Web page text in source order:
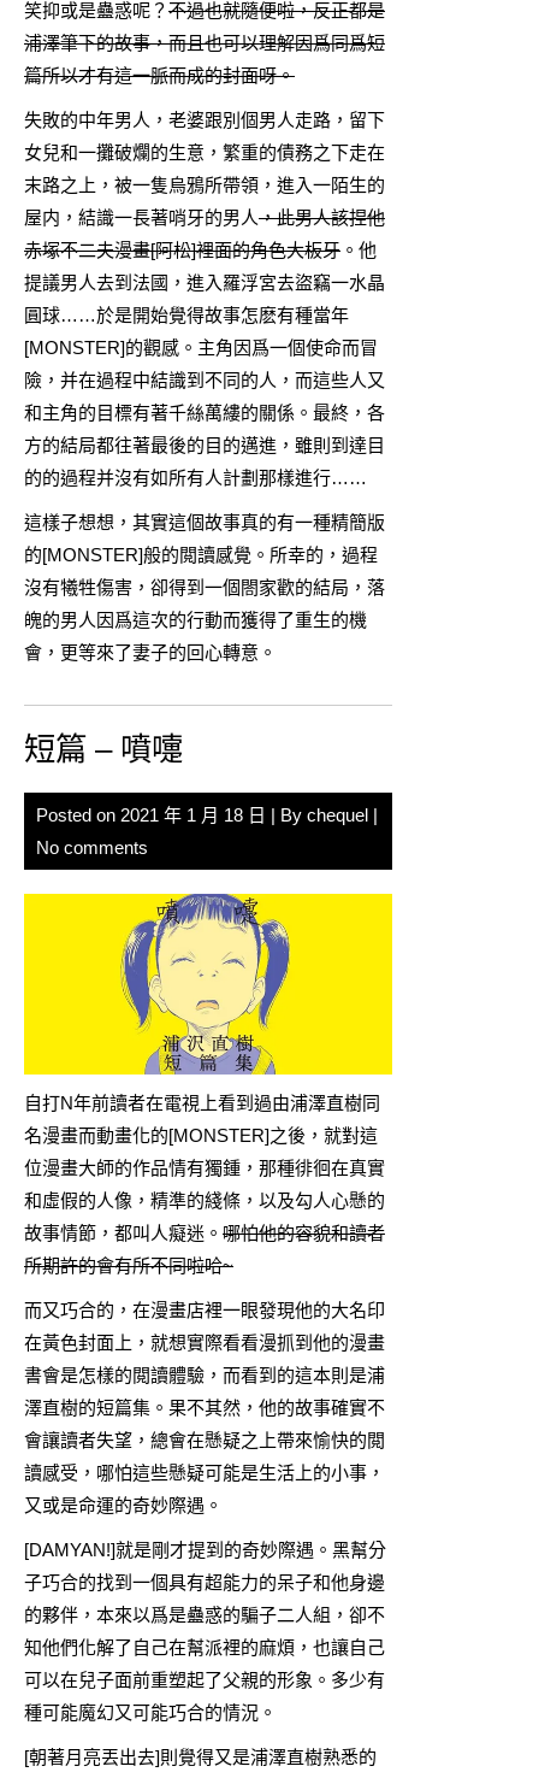
笑抑或是蠱惑呢？ 不過也就隨便啦，反正都是
浦澤筆下的故事，而且也可以理解因爲同爲短
篇所以才有這一脈而成的封面呀。
失敗的中年男人，老婆跟別個男人走路，留下
女兒和一攤破爛的生意，繁重的債務之下走在
末路之上，被一隻烏鴉所帶領，進入一陌生的
屋内，結識一長著哨牙的男人，此男人該捏他
赤塚不二夫漫畫[阿松]裡面的角色大板牙 。他
提議男人去到法國，進入羅浮宮去盜竊一水晶
圓球……於是開始覺得故事怎麽有種當年
[MONSTER]的觀感。主角因爲一個使命而冒
險，并在過程中結識到不同的人，而這些人又
和主角的目標有著千絲萬縷的關係。最終，各
方的結局都往著最後的目的邁進，雖則到達目
的的過程并沒有如所有人計劃那樣進行……
這樣子想想，其實這個故事真的有一種精簡版
的[MONSTER]般的閲讀感覺。所幸的，過程
沒有犧牲傷害，卻得到一個閤家歡的結局，落
魄的男人因爲這次的行動而獲得了重生的機
會，更等來了妻子的回心轉意。
短篇 – 噴嚏
Posted on 2021 年 1 月 18 日 | By chequel |
No comments
自打N年前讀者在電視上看到過由浦澤直樹同
名漫畫而動畫化的[MONSTER]之後，就對這
位漫畫大師的作品情有獨鍾，那種徘徊在真實
和虛假的人像，精準的綫條，以及勾人心懸的
故事情節，都叫人癡迷。 哪怕他的容貌和讀者
所期許的會有所不同啦哈~
而又巧合的，在漫畫店裡一眼發現他的大名印
在黃色封面上，就想實際看看漫抓到他的漫畫
書會是怎樣的閲讀體驗，而看到的這本則是浦
澤直樹的短篇集。果不其然，他的故事確實不
會讓讀者失望，總會在懸疑之上帶來愉快的閲
讀感受，哪怕這些懸疑可能是生活上的小事，
又或是命運的奇妙際遇。
[DAMYAN!]就是剛才提到的奇妙際遇。黑幫分
子巧合的找到一個具有超能力的呆子和他身邊
的夥伴，本來以爲是蠱惑的騙子二人組，卻不
知他們化解了自己在幫派裡的麻煩，也讓自己
可以在兒子面前重塑起了父親的形象。多少有
種可能魔幻又可能巧合的情況。
[朝著月亮丟出去]則覺得又是浦澤直樹熟悉的